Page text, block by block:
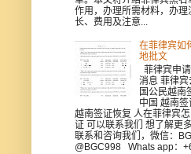
作用，办理所需材料，办理
长、费用及注意...
在菲律宾如
地批文
菲律宾申
消息 菲律宾
国公民越南
中国 越南
越南签证恢复 人在菲律宾
证 可以联系我们 想了解更
联系和咨询我们，微信：
@BGC998 Whats app：